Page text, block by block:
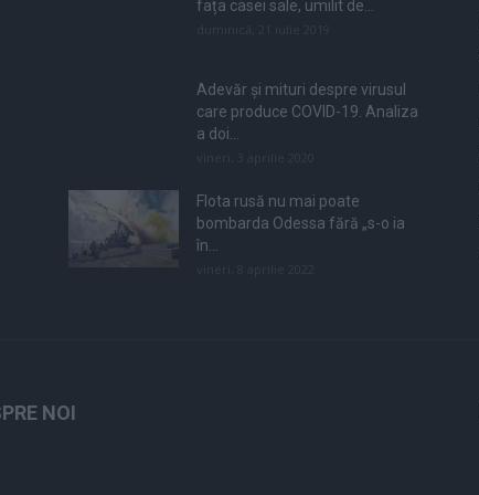
fața casei sale, umilit de...
Adevăr și mituri despre virusul
care produce COVID-19. Analiza
a doi...
Flota rusă nu mai poate
bombarda Odessa fără „s-o ia
în...
NOI